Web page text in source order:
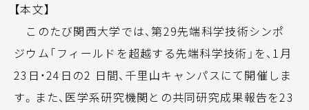
【本文】
このたび関西大学では、第29先端科学技術シンポ
ジウム「フィールドを超越する先端科学技術」を、1月
23日・24日の2 日間、千里山キャンパスにて開催しま
す。また、医学系研究機関との共同研究成果報告を23